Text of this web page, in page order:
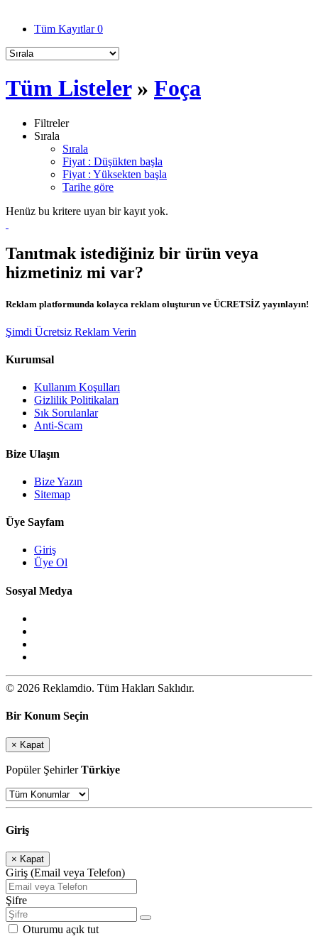
Tüm Kayıtlar0
Tüm Listeler» Foça
Filtreler
Sırala
Sırala
Fiyat : Düşükten başla
Fiyat : Yüksekten başla
Tarihe göre
Henüz bu kritere uyan bir kayıt yok.
Tanıtmak istediğiniz bir ürün veya
hizmetiniz mi var?
Reklam platformunda kolayca reklam oluşturun ve ÜCRETSİZ yayınlayın!
Şimdi Ücretsiz Reklam Verin
Kurumsal
Kullanım Koşulları
Gizlilik Politikaları
Sık Sorulanlar
Anti-Scam
Bize Ulaşın
Bize Yazın
Sitemap
Üye Sayfam
Giriş
Üye Ol
Sosyal Medya
© 2026 Reklamdio. Tüm Hakları Saklıdır.
Bir Konum Seçin
× Kapat
Popüler ŞehirlerTürkiye
Giriş
× Kapat
Giriş (Email veya Telefon)
Şifre
Oturumu açık tut